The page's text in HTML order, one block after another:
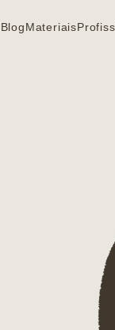
BlogMateriais